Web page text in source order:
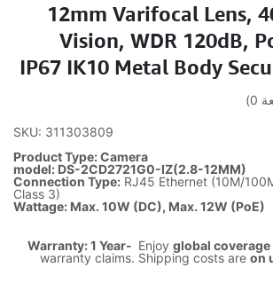
12mm Varifocal Lens,
Vision, WDR 120dB,
IP67 IK10 Metal Body
0)
SKU: 311303809
Product Type: Camera
model: DS-2CD2721G0-IZ(2.8-12MM)
Connection Type: RJ45 Ethernet (10M/
Class 3)
Wattage: Max. 10W (DC), Max. 12W (PoE)
Warranty: 1 Year- Enjoy global coverage
warranty claims. Shipping costs are on